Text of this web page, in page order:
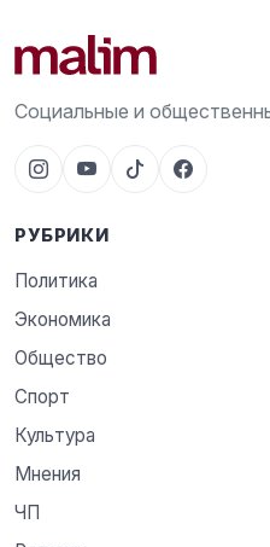
Социальные и
РУБРИКИ
Политика
Экономика
Общество
Спорт
Культура
Мнения
ЧП